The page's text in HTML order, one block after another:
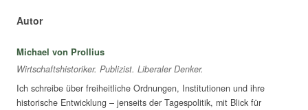
Autor
Michael von Prollius
Wirtschaftshistoriker. Publizist. Liberaler Denker.
Ich schreibe über freiheitliche Ordnungen, Institutionen und ihre
historische Entwicklung – jenseits der Tagespolitik, mit Blick für